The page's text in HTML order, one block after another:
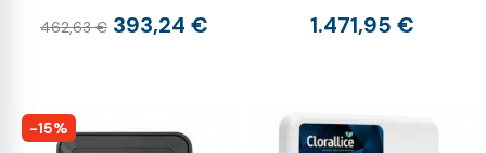
462,63 € 393,24 € 1.471,95 €
-15%